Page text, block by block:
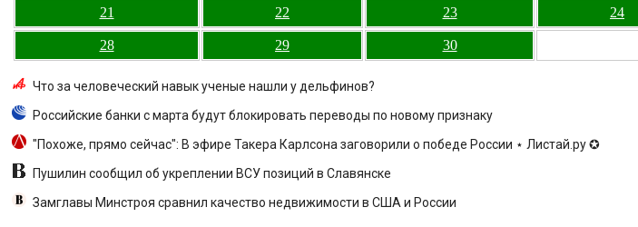
21 22 23 24
28 29 30
Что за человеческий навык ученые нашли у дельфинов?
Российские банки с марта будут блокировать переводы по новому признаку
"Похоже, прямо сейчас": В эфире Такера Карлсона заговорили о победе России ⋆ Листай.ру ✪
Пушилин сообщил об укреплении ВСУ позиций в Славянске
Замглавы Минстроя сравнил качество недвижимости в США и России